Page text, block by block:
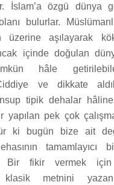
İslam’a özgü dünya
bulurlar.
üzerine aşılayarak
içinde doğulan
hâle
ve dikkate
tipik dehalar hâline
yapılan pek çok
ki bugün bize ait
Bir fikir vermek için
klasik metnini yazan